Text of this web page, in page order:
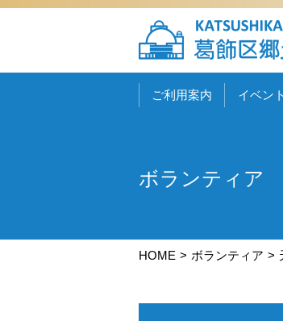
ご利用案内 イベント
ボランティア
HOME ボランティア